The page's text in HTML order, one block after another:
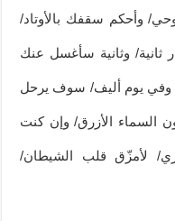
وأحكم سقفك بالأوتاد/
وثانية سأغسل عنك
وفي يوم أليف/ سوف يرحل
السماء الأزرق/ وإن كنت
لأمزّق قلب الشيطان/